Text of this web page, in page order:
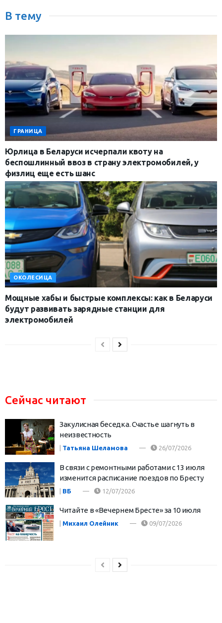
В тему
ГРАНИЦА
Юрлица в Беларуси исчерпали квоту на
беспошлинный ввоз в страну электромобилей, у
физлиц еще есть шанс
ОКОЛЕСИЦА
Мощные хабы и быстрые комплексы: как в Беларуси
будут развивать зарядные станции для
электромобилей
Сейчас читают
Закулисная беседка. Счастье шагнуть в
неизвестность
Татьяна Шеламова 26/07/2026
В связи с ремонтными работами с 13 июля
изменится расписание поездов по Бресту
| ВБ 12/07/2026
Читайте в «Вечернем Бресте» за 10 июля
Михаил Олейник 09/07/2026